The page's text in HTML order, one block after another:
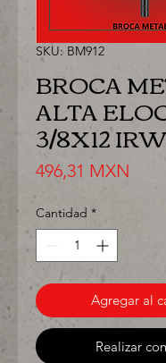
SKU: BM912
BROCA
ALTA
3/8X12
496,31 MXN
Cantidad *
Agregar al
Realizar